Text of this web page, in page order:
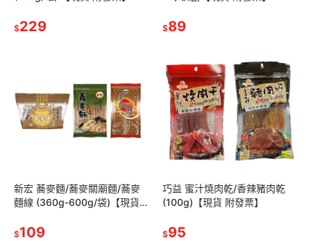
$229 $89
新宏 蕎麥麵/蕎麥關廟麵/蕎麥
麵線 (360g-600g/袋)【現貨
$109
巧益 蜜汁燒肉乾/香辣豬肉乾
(100g)【現貨 附發票】
$95